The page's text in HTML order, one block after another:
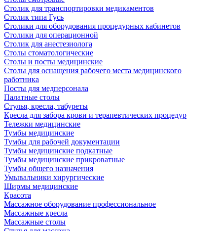
Столик для транспортировки медикаментов
Столик типа Гусь
Столики для оборудования процедурных кабинетов
Столики для операционной
Столик для анестезиолога
Столы стоматологические
Столы и посты медицинские
Столы для оснащения рабочего места медицинского
работника
Посты для медперсонала
Палатные столы
Стулья, кресла, табуреты
Кресла для забора крови и терапевтических процедур
Тележки медицинские
Тумбы медицинские
Тумбы для рабочей документации
Тумбы медицинские подкатные
Тумбы медицинские прикроватные
Тумбы общего назначения
Умывальники хирургические
Ширмы медицинские
Красота
Массажное оборудование профессиональное
Массажные кресла
Массажные столы